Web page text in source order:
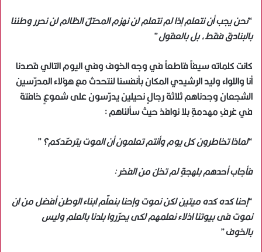
“نحن يجب أن نتعلم إذا لم نتعلم لن نهزم المحتلّ الظالم لن نحرر وطننا
بالبنادق فقط، بل بالعقول”
كانت كلماته سيفاً قاطعاً في وجه الخوف وفي اليوم التالي قصدنا
أنا واللواء وليد الرشيدي المكان بأنفسنا لنتحدث مع هؤلاء المدرّسين
الشجعان وجدناهم ثلاثة رجالٍ نحيلين يدرّسون على شموعٍ خافتة
في غرفٍ مهدمةٍ بلا نوافذ حيث سألناهم :
“لماذا تخاطرون كل يوم وأنتم تعلمون أن الموت يترصّدكم؟”
فأجاب أحدهم بلهجةٍ لم تخلُ من الفخر :
“إحنا كده كده ميتين لكن نموت وإحنا بنعلّم ابناء الوطن أفضل من ان
نموت فى بيوتنا اذلاء نعلمهم لكى يحرّروا بلدنا بالعلم وليس
بالخوف”